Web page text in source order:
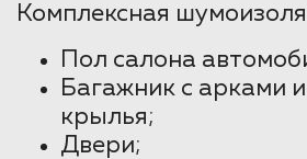
Комплексная
Пол салона
Багажник с арками
крылья;
Двери;